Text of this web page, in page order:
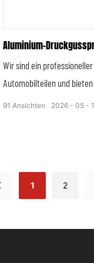
Aluminium-
Wir sind ein
Automobilteilen und
präzisionsgefertigte
2026 05
91 Ansichten
1 2